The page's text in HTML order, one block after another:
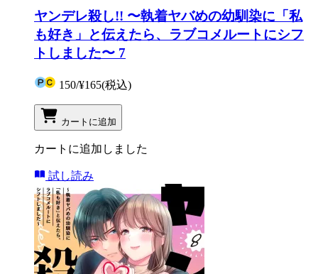
ヤンデレ殺し!! 〜執着ヤバめの幼馴染に「私
も好き」と伝えたら、ラブコメルートにシフ
トしました〜 7
150/¥165(税込)
カートに追加
カートに追加しました
試し読み